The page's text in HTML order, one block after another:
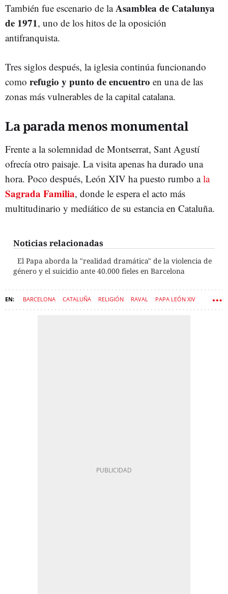
También fue escenario de laAsamblea de Catalunya
de 1971, uno de los hitos de la oposición
antifranquista.
Tres siglos después, la iglesia continúa funcionando
como refugio y punto de encuentro en una de las
zonas más vulnerables de la capital catalana.
La parada menos monumental
Frente a la solemnidad de Montserrat, Sant Agustí
ofrecía otro paisaje. La visita apenas ha durado una
hora. Poco después, León XIV ha puesto rumbo ala
Sagrada Familia, donde le espera el acto más
multitudinario y mediático de su estancia en Cataluña.
Noticias relacionadas
El Papa aborda la "realidad dramática" de la violencia de
género y el suicidio ante 40.000 fieles en Barcelona
BARCELONA CATALUÑA RELIGIÓN RAVAL PAPA LEÓN XIV